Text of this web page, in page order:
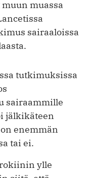
muassa
sairaaloissa
tutkimuksissa
sairaammille
jälkikäteen
enemmän
tai ei.
ylle